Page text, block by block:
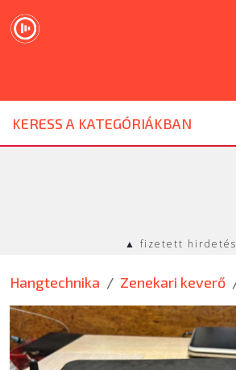
KERESS A KATEGÓRIÁKBAN
DJ ESZKÖZ
HANGTECHNIKA
EGYÉB
SZOLGÁLTATÁSOK
▲ fizetett hirdetés
Hangtechnika Zenekari keverő